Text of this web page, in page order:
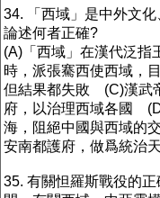
34. 「西域」是中外文
論述何者正確?
(A)「西域」在漢代泛
時，派張騫西使西域，
但結果都失敗 (C)漢武
府，以治理西域各國
海，阻絕中國與西域的
安南都護府，做爲統治
35. 有關怛羅斯戰役的